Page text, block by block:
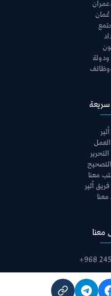
عُمان
معنا
أثير
معنا
+968